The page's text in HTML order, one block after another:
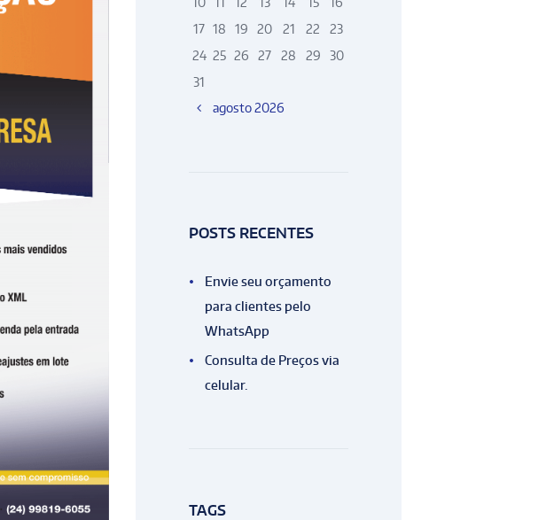
agosto2026
17 18 19 20 21 22
23
24 25 26 27 28 29
30
31
POSTS RECENTES
Envie seu orçamento
para clientes pelo
WhatsApp
Consulta de Preços via
celular.
TAGS